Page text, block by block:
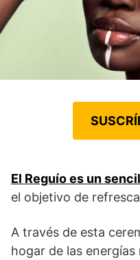
El Reguío es un
el objetivo de
A través de esta
hogar de las